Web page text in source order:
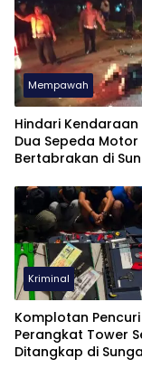
Mempawah
Hindari Kendaraan
Dua Sepeda Motor
Bertabrakan di
Kriminal
Komplotan Pencuri
Perangkat Tower
Ditangkap di